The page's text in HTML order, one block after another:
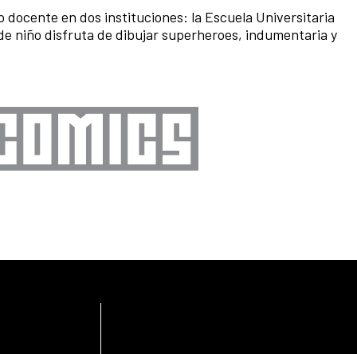
en dos instituciones: la Escuela Universitaria
niño disfruta de dibujar superheroes, indumentaria y